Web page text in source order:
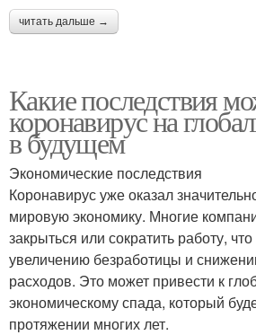
читать дальше →
Какие последствия
коронавирус на
в будущем
Экономические последствия
Коронавирус уже оказал
мировую экономику. Многие
закрыться или сократить работу,
увеличению безработицы и
расходов. Это может привести к
экономическому спада, который
протяжении многих лет.